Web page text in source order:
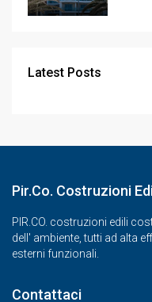
Latest Posts
Pir.Co. Costruzioni
PIR.CO. costruzioni edili
dell' ambiente, tutti ad alta
esterni funzionali.
Contattaci